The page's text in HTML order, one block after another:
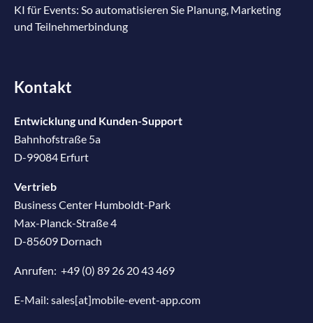
KI für Events: So automatisieren Sie Planung, Marketing
und Teilnehmerbindung
Kontakt
Entwicklung und Kunden-Support
Bahnhofstraße 5a
D-99084 Erfurt
Vertrieb
Business Center Humboldt-Park
Max-Planck-Straße 4
D-85609 Dornach
Anrufen: +49 (0) 89 26 20 43 469
E-Mail: sales[at]mobile-event-app.com